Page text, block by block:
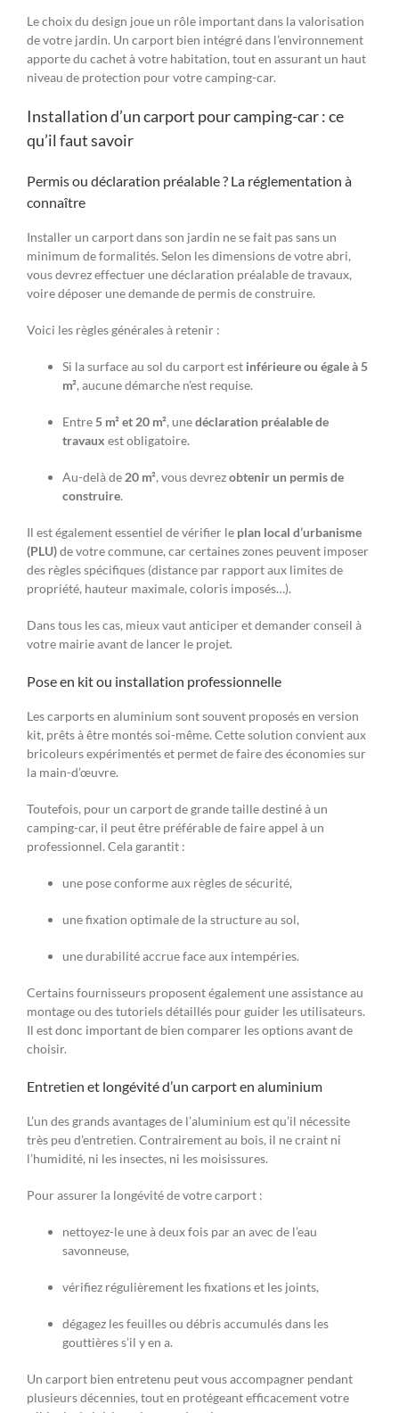
Le choix du design joue un rôle important dans la valorisation
de votre jardin. Un carport bien intégré dans l’environnement
apporte du cachet à votre habitation, tout en assurant un haut
niveau de protection pour votre camping-car.
Installation d’un carport pour camping-car : ce
qu’il faut savoir
Permis ou déclaration préalable ? La réglementation à
connaître
Installer un carport dans son jardin ne se fait pas sans un
minimum de formalités. Selon les dimensions de votre abri,
vous devrez effectuer une déclaration préalable de travaux,
voire déposer une demande de permis de construire.
Voici les règles générales à retenir :
Si la surface au sol du carport est inférieure ou égale à 5
m², aucune démarche n’est requise.
Entre 5 m² et 20 m², unedéclaration préalable de
travaux est obligatoire.
Au-delà de 20 m², vous devrezobtenir un permis de
construire.
Il est également essentiel de vérifier le plan local d’urbanisme
(PLU)de votre commune, car certaines zones peuvent imposer
des règles spécifiques (distance par rapport aux limites de
propriété, hauteur maximale, coloris imposés…).
Dans tous les cas, mieux vaut anticiper et demander conseil à
votre mairie avant de lancer le projet.
Pose en kit ou installation professionnelle
Les carports en aluminium sont souvent proposés en version
kit, prêts à être montés soi-même. Cette solution convient aux
bricoleurs expérimentés et permet de faire des économies sur
la main-d’œuvre.
Toutefois, pour un carport de grande taille destiné à un
camping-car, il peut être préférable de faire appel à un
professionnel. Cela garantit :
une pose conforme aux règles de sécurité,
une fixation optimale de la structure au sol,
une durabilité accrue face aux intempéries.
Certains fournisseurs proposent également une assistance au
montage ou des tutoriels détaillés pour guider les utilisateurs.
Il est donc important de bien comparer les options avant de
choisir.
Entretien et longévité d’un carport en aluminium
L’un des grands avantages de l’aluminium est qu’il nécessite
très peu d’entretien. Contrairement au bois, il ne craint ni
l’humidité, ni les insectes, ni les moisissures.
Pour assurer la longévité de votre carport :
nettoyez-le une à deux fois par an avec de l’eau
savonneuse,
vérifiez régulièrement les fixations et les joints,
dégagez les feuilles ou débris accumulés dans les
gouttières s’il y en a.
Un carport bien entretenu peut vous accompagner pendant
plusieurs décennies, tout en protégeant efficacement votre